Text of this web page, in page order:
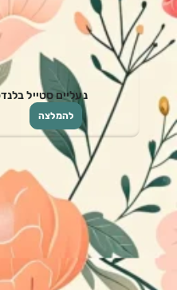
נעליים סטייל
להמלצה